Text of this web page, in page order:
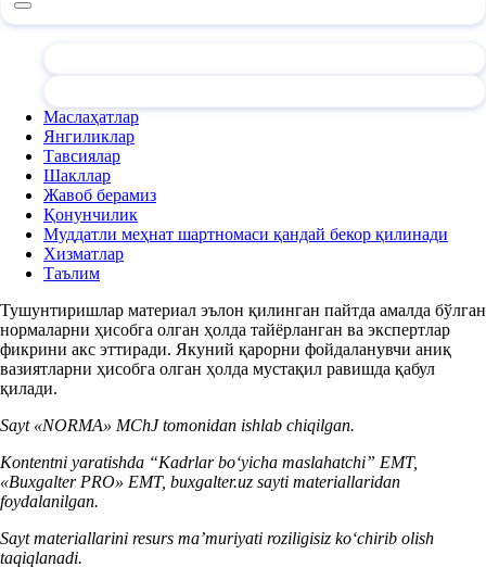
Маслаҳатлар
Янгиликлар
Тавсиялар
Шакллар
Жавоб берамиз
Қонунчилик
Муддатли меҳнат шартномаси қандай бекор қилинади
Хизматлар
Таълим
Тушунтиришлар материал эълон қилинган пайтда амалда бўлган
нормаларни ҳисобга олган ҳолда тайёрланган ва экспертлар
фикрини акс эттиради. Якуний қарорни фойдаланувчи аниқ
вазиятларни ҳисобга олган ҳолда мустақил равишда қабул
қилади.
Sayt «NORMA» MChJ tomonidan ishlab chiqilgan.
Kontentni yaratishda “Kadrlar boʻyicha maslahatchi” EMT,
«Buxgalter PRO» EMT, buxgalter.uz sayti materiallaridan
foydalanilgan.
Sayt materiallarini resurs ma’muriyati roziligisiz koʻchirib olish
taqiqlanadi.